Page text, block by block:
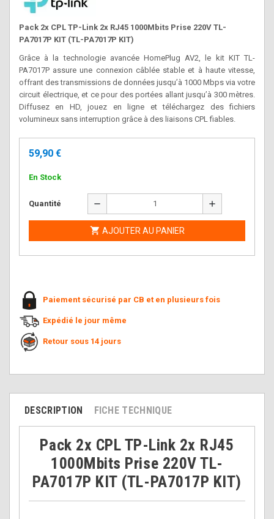
Pack 2x CPL TP-Link 2x RJ45 1000Mbits Prise 220V TL-
PA7017P KIT (TL-PA7017P KIT)
Grâce à la technologie avancée HomePlug AV2, le kit KIT TL-
PA7017P assure une connexion câblée stable et à haute vitesse,
offrant des transmissions de données jusqu’à 1000 Mbps via votre
circuit électrique, et ce pour des portées allant jusqu’à 300 mètres.
Diffusez en HD, jouez en ligne et téléchargez des fichiers
volumineux sans interruption grâce à des liaisons CPL fiables.
59,90 €
En Stock
Quantité remove add
 AJOUTER AU PANIER
Paiement sécurisé par CB et en plusieurs fois
Expédié le jour même
Retour sous 14 jours
DESCRIPTION FICHE TECHNIQUE
Pack 2x CPL TP-Link 2x RJ45
1000Mbits Prise 220V TL-
PA7017P KIT (TL-PA7017P KIT)